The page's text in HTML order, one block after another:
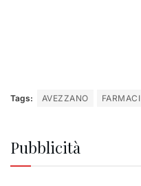
Tags: AVEZZANO FARMACI
Pubblicità